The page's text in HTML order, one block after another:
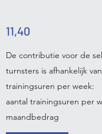
11,40
De contributie voor de
turnsters is afhankelijk
trainingsuren per week:
aantal trainingsuren per
maandbedrag